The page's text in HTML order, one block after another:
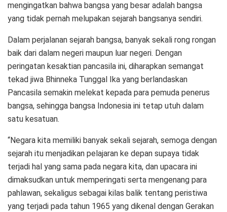
mengingatkan bahwa bangsa yang besar adalah bangsa
yang tidak pernah melupakan sejarah bangsanya sendiri.
Dalam perjalanan sejarah bangsa, banyak sekali rong rongan
baik dari dalam negeri maupun luar negeri. Dengan
peringatan kesaktian pancasila ini, diharapkan semangat
tekad jiwa Bhinneka Tunggal Ika yang berlandaskan
Pancasila semakin melekat kepada para pemuda penerus
bangsa, sehingga bangsa Indonesia ini tetap utuh dalam
satu kesatuan.
“Negara kita memiliki banyak sekali sejarah, semoga dengan
sejarah itu menjadikan pelajaran ke depan supaya tidak
terjadi hal yang sama pada negara kita, dan upacara ini
dimaksudkan untuk memperingati serta mengenang para
pahlawan, sekaligus sebagai kilas balik tentang peristiwa
yang terjadi pada tahun 1965 yang dikenal dengan Gerakan